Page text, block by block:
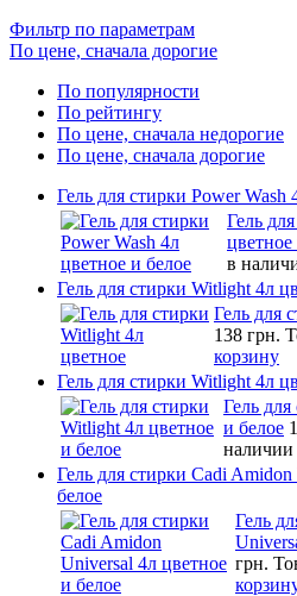
Фильтр по параметрам
По цене, сначала дорогие
По популярности
По рейтингу
По цене, сначала недорогие
По цене, сначала дорогие
Гель для стирки Power Wash
Гель
цветное
в
Гель для стирки Witlight 4л
Гель для
138 грн.
корзину
Гель для стирки Witlight 4л
Гель
и белое
наличии
Гель для стирки Cadi
белое
Гель
грн.